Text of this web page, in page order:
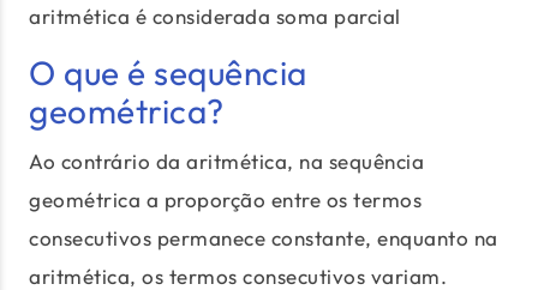
aritmética é considerada soma parcial
O que é sequência
geométrica?
Ao contrário da aritmética, na sequência
geométrica a proporção entre os termos
consecutivos permanece constante, enquanto na
aritmética, os termos consecutivos variam.